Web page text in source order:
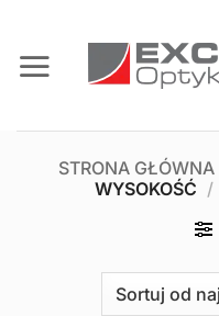
zawartości
STRONA GŁÓWNA
WYSOKOŚĆ /